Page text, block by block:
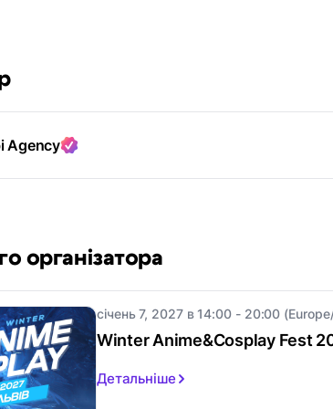
Agency
організатора
січень 7, 2027 в 14:00 - 20:00
Winter Anime&Cosplay Fest
Детальніше